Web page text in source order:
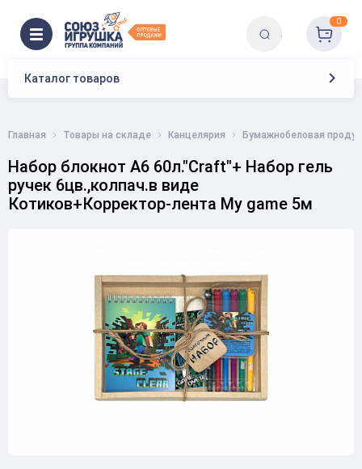
Каталог товаров
0
Главная Товары на складе Канцелярия Бумажнобеловая
Набор блокнот А6 60л."Craft"+ Набор гель
ручек 6цв.,колпач.в виде
Котиков+Корректор-лента My game 5м